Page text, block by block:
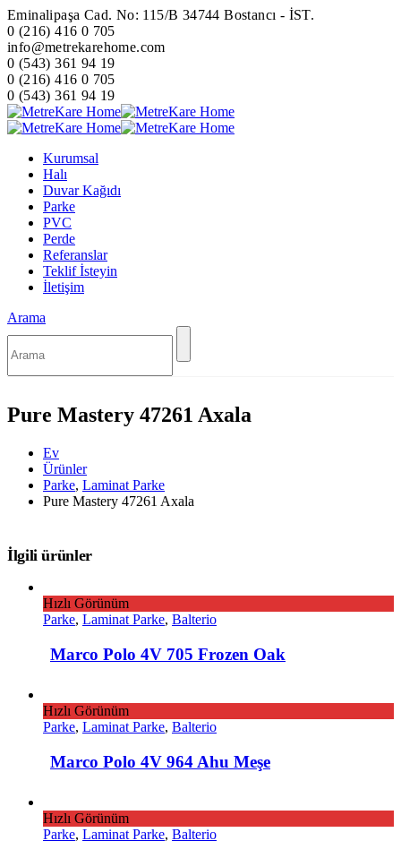
Eminalipaşa Cad. No: 115/B 34744 Bostancı - İST.
0 (216) 416 0 705
info@metrekarehome.com
0 (543) 361 94 19
0 (216) 416 0 705
0 (543) 361 94 19
Kurumsal
Halı
Duvar Kağıdı
Parke
PVC
Perde
Referanslar
Teklif İsteyin
İletişim
Arama
Pure Mastery 47261 Axala
Ev
Ürünler
Parke, Laminat Parke
Pure Mastery 47261 Axala
İlgili ürünler
Hızlı Görünüm
Parke, Laminat Parke, Balterio
Marco Polo 4V 705 Frozen Oak
Hızlı Görünüm
Parke, Laminat Parke, Balterio
Marco Polo 4V 964 Ahu Meşe
Hızlı Görünüm
Parke, Laminat Parke, Balterio